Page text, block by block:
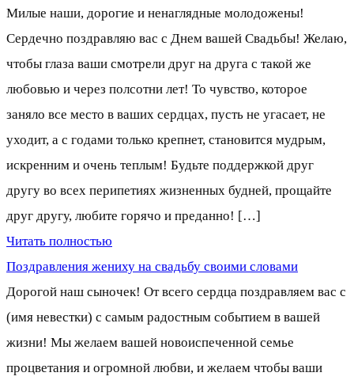
Милые наши, дорогие и ненаглядные молодожены!
Сердечно поздравляю вас с Днем вашей Свадьбы! Желаю,
чтобы глаза ваши смотрели друг на друга с такой же
любовью и через полсотни лет! То чувство, которое
заняло все место в ваших сердцах, пусть не угасает, не
уходит, а с годами только крепнет, становится мудрым,
искренним и очень теплым! Будьте поддержкой друг
другу во всех перипетиях жизненных будней, прощайте
друг другу, любите горячо и преданно! […]
Читать полностью
Поздравления жениху на свадьбу своими словами
Дорогой наш сыночек! От всего сердца поздравляем вас с
(имя невестки) с самым радостным событием в вашей
жизни! Мы желаем вашей новоиспеченной семье
процветания и огромной любви, и желаем чтобы ваши